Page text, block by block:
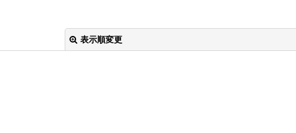
表示順変更